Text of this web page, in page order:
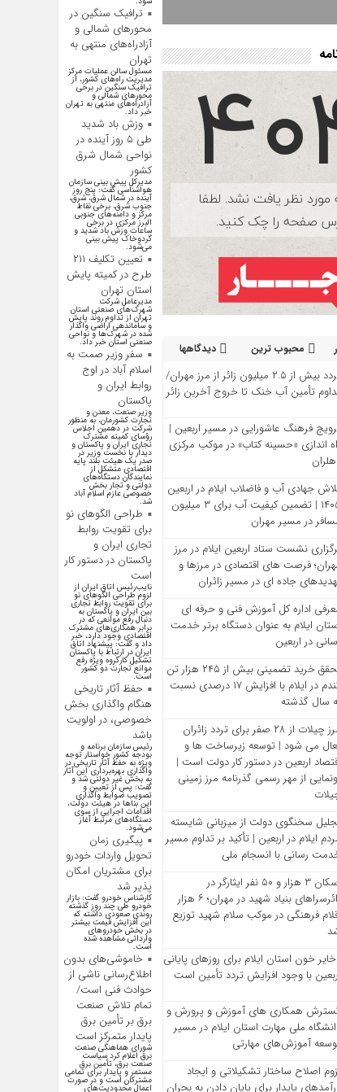
محبوب ترین دیدگاهها
تردد بیش از ۲.۵ میلیون زائر از مرز مهران/
تأمین آب خنک تا خروج آخرین زائر
فرهنگ عاشورایی در مسیر اربعین |
اندازی «حسینه کتاب» در موکب مرکزی
جهادی آب و فاضلاب ایلام در اربعین
۱۴۰۵ | تضمین کیفیت آب برای ۳ میلیون
در مسیر مهران
نشست ستاد اربعین ایلام در مرز
فرصت‌ های اقتصادی در مرزها و
جاده‌ ای در مسیر زائران
اداره کل آموزش فنی و حرفه‌ ای
ایلام به‌ عنوان دستگاه برتر خدمت‌
در اربعین
تحقق خرید تضمینی بیش از ۲۴۵ هزار تن
گندم در ایلام با افزایش ۱۷ درصدی نسبت
سال گذشته
مرز چیلات از ۲۸ صفر برای تردد زائران
می‌ شود | توسعه زیرساخت‌ ها و
اربعین در دستور کار دولت است |
از مهر رسمی گذرنامه مرز زمینی
سخنگوی دولت از میزبانی شایسته
ایلام در اربعین | تأکید بر تداوم مسیر
رسانی با انسجام ملی
اسکان ۳ هزار و ۵۰ نفر ایثارگر در
زائرسراهای بنیاد شهید در مهران؛ ۶ هزار
فرهنگی در موکب سلام شهید توزیع
خون استان ایلام برای روزهای پایانی
با وجود افزایش تردد تأمین است
همکاری‌ های آموزش و پرورش و
ملی مهارت استان ایلام در مسیر
آموزش‌های مهارتی
اصلاح ساختار تشکیلاتی و ایجاد
پایدار برای پایان دادن به بحران‌
ترافیک سنگین در
محورهای شمالی و
آزادراه‌های منتهی به
تهران
مسئول سالن عملیات مرکز
مدیریت راه‌های کشور، از
ترافیک سنگین در برخی
محور‌های شمالی و
آزادراه‌های منتهی به تهران
خبر داد.
وزش باد شدید
طی ۵ روز آینده در
نواحی شمال شرق
کشور
مدیرکل پیش بینی سازمان
هواشناسی گفت: پنج روز
آینده در شمال شرق، شرق،
جنوب شرق، برخی نقاط
مرکز و دامنه‌های جنوبی
البرز مرکزی در برخی
ساعات وزش باد شدید و
گردوخاک پیش بینی
می‌شود.
تعیین تکلیف ۲۱۱
طرح در کمیته پایش
استان تهران
مدیرعامل شرکت
شهرک‌های صنعتی استان
تهران از تداوم روند پایش
و ساماندهی اراضی واگذار
شده در شهرک‌ها و نواحی
صنعتی استان خبر داد.
سفر وزیر صمت به
اسلام آباد در اوج
روابط ایران و
پاکستان
وزیر صنعت، معدن و
تجارت کشورمان، به منظور
شرکت در دهمین اجلاس
رؤسای کمیته مشترک
تجاری ایران و پاکستان و
دیدار با نخست وزیر در
صدر یک هیئت بلند پایه
اقتصادی متشکل از
نمایندگان دستگاه‌های
دولتی و تجار بخش
خصوصی عازم اسلام آباد
شد.
طراحی الگوهای نو
برای تقویت روابط
تجاری ایران و
پاکستان در دستور کار
است
نایب‌رئیس اتاق ایران از
لزوم طراحی الگوهای نو
برای تقویت روابط تجاری
بین ایران و پاکستان به
دنبال رفع موانعی که در
برابر همکاری‌های مشترک
اقتصادی وجود دارد، خبر
داد و گفت: پیشنهاد اتاق
ایران در ارتباط با پاکستان
تشکیل کارگروه ویژه رفع
موانع تجارت دو کشور
است.
حفظ آثار تاریخی
هنگام واگذاری بخش
خصوصی، در اولویت
باشد
رئیس سازمان برنامه و
بودجه کشور خواستار توجه
ویژه به حفظ آثار تاریخی در
واگذاری بهره‌برداری این آثار
به بخش غیر دولتی شد و
گفت: پس از تعیین و
تصویب ضوابط واگذاری
این بنا‌ها در هیئت دولت،
اقدامات اجرایی از سوی
دستگاه‌های مرتبط آغاز
می‌شود.
پیگیری زمان
تحویل واردات خودرو
برای مشتریان امکان
پذیر شد
کارشناس خودرو گفت: بازار
خودرو طی چند روز گذشته
روندی صعودی داشته که
این افزایش قیمت بیشتر
در بخش خودرو‌های
وارداتی مشاهده شده
است.
خاموشی‌های بدون
اطلاع‌رسانی ناشی از
حوادث فنی است/
تمام تلاش صنعت
برق بر تأمین برق
پایدار متمرکز است
شورای هماهنگی صنعت
برق اعلام کرد سیاست
صنعت برق، تأمین برق
مستمر و پایدار برای تمامی
مشترکان است و در صورت
اعمال محدودیت‌های